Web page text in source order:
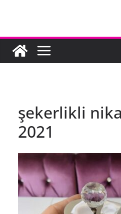
şekerlikli
2021